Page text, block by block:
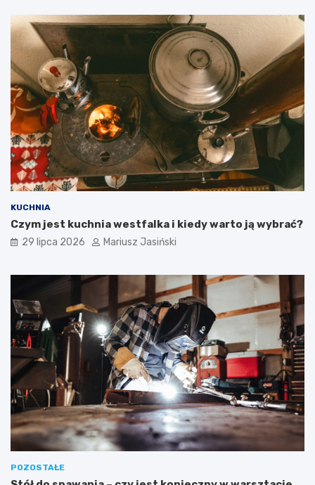
KUCHNIA
Czym jest kuchnia westfalka i kiedy warto ją wybrać?
29 lipca 2026 Mariusz Jasiński
POZOSTAŁE